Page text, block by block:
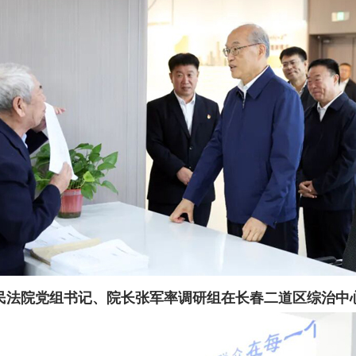
法院党组书记、院长张军率调研组在长春二道区综治中